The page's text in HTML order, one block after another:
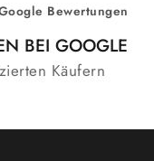
Bewertungen
BEI GOOGLE
Käufern